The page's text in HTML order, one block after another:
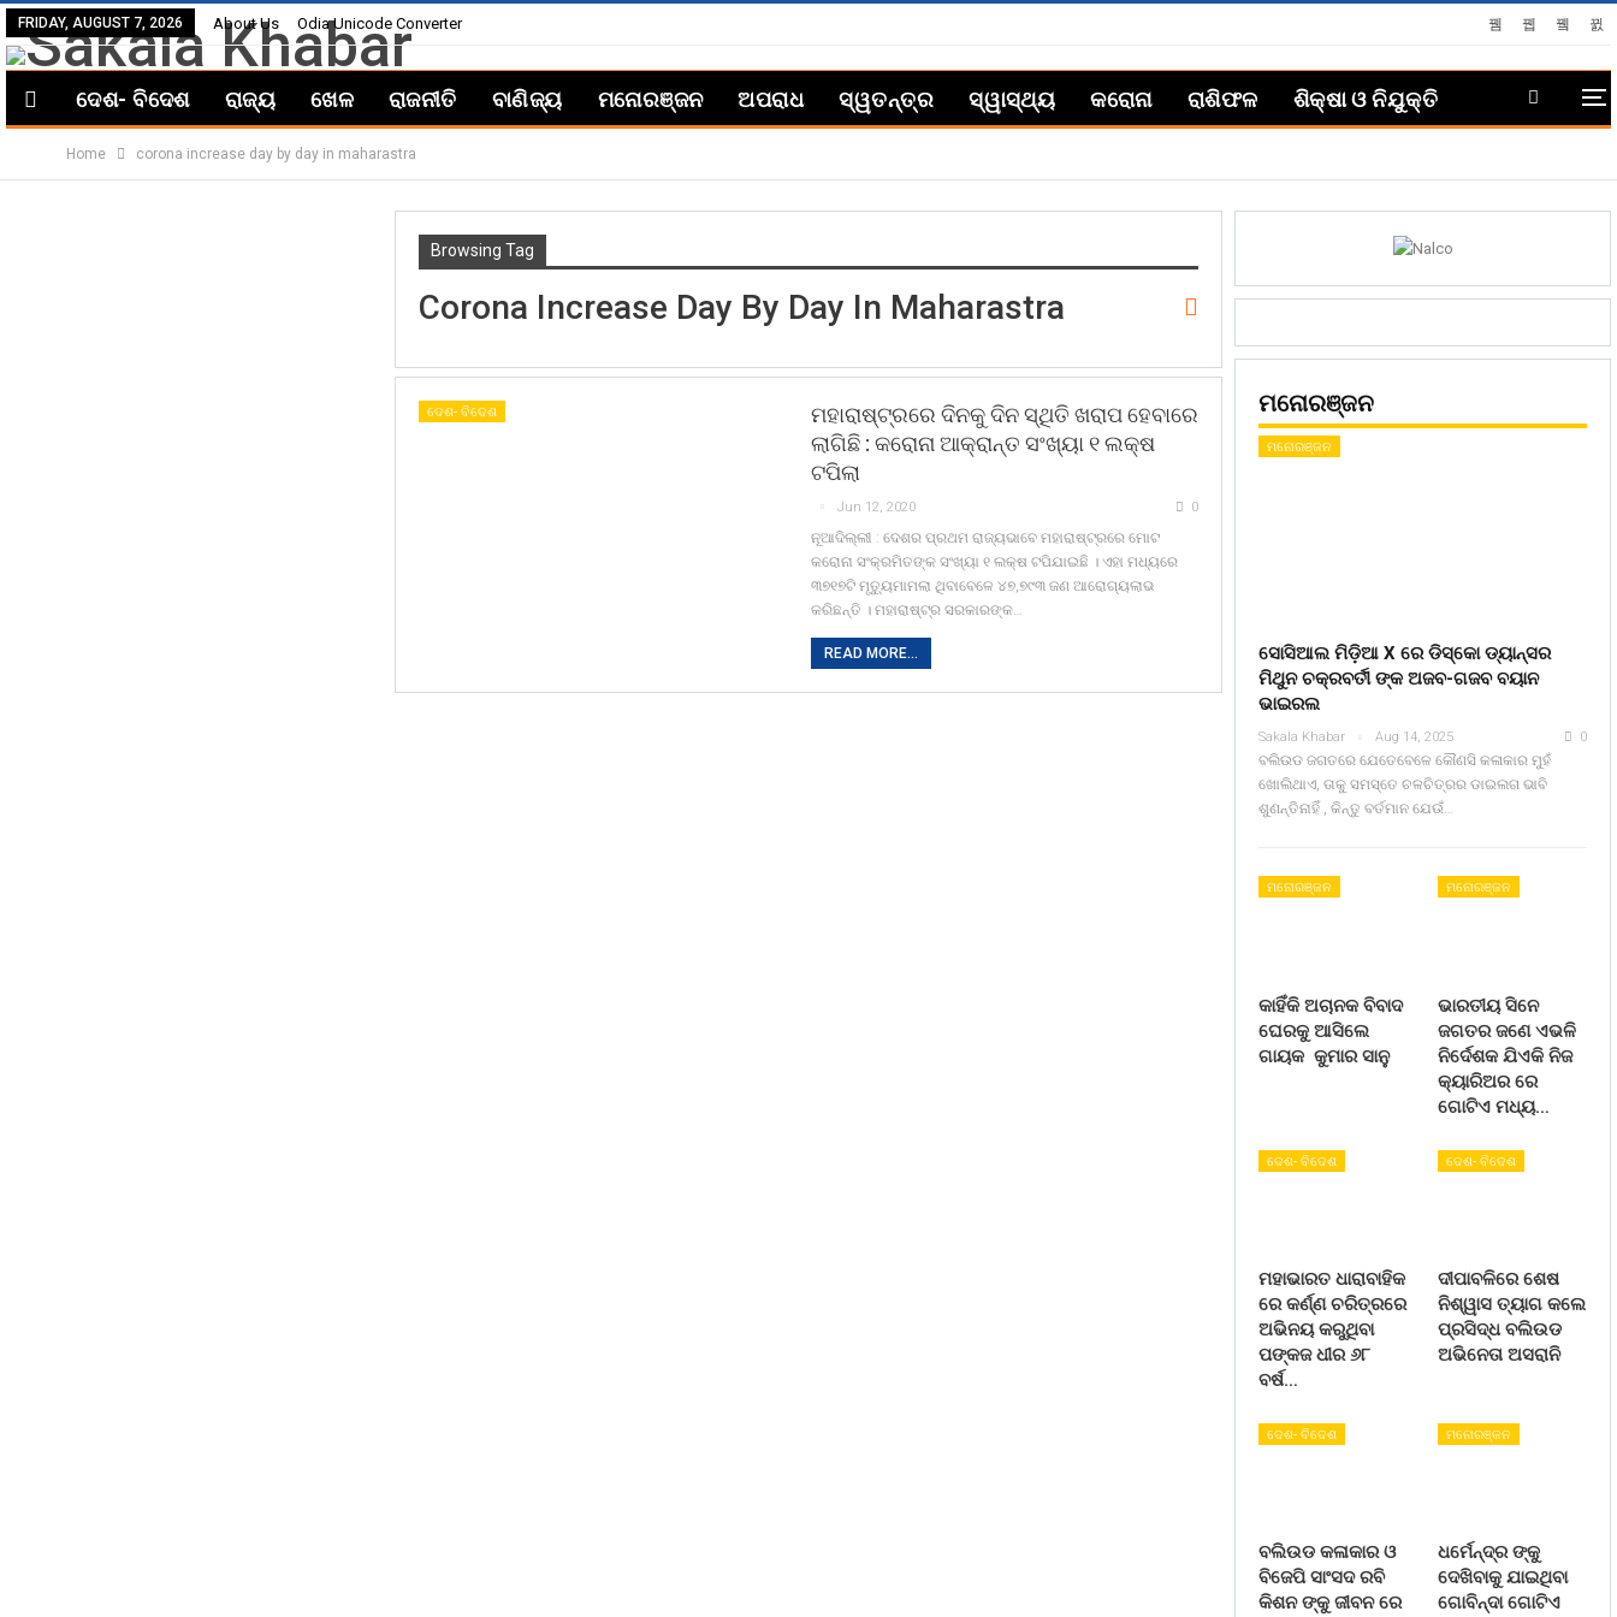
FRIDAY, AUGUST 7, 2026 About Us Odia Unicode Converter
ଦେଶ- ବିଦେଶ ରାଜ୍ୟ ଖେଳ ରାଜନୀତି ବାଣିଜ୍ୟ ମନୋରଞ୍ଜନ ଅପରାଧ ସ୍ୱତନ୍ତ୍ର ସ୍ୱାସ୍ଥ୍ୟ କରୋନା ରାଶିଫଳ ଶିକ୍ଷା ଓ ନିଯୁକ୍ତି
Home corona increase day by day in maharastra
Browsing Tag
Corona Increase Day By Day In Maharastra
ଦେଶ- ବିଦେଶ
ମହାରାଷ୍ଟ୍ରରେ ଦିନକୁ ଦିନ ସ୍ଥିତି ଖରାପ ହେବାରେ
ଲାଗିଛି : କରୋନା ଆକ୍ରାନ୍ତ ସଂଖ୍ୟା ୧ ଲକ୍ଷ
ଟପିଲା
Jun 12, 2020 0
ନୂଆଦିଲ୍ଲୀ : ଦେଶର ପ୍ରଥମ ରାଜ୍ୟଭାବେ ମହାରାଷ୍ଟ୍ରରେ ମୋଟ
କରୋନା ସଂକ୍ରମିତଙ୍କ ସଂଖ୍ୟା ୧ ଲକ୍ଷ ଟପିଯାଇଛି । ଏହା ମଧ୍ୟରେ
୩୭୧୭ଟି ମୃତ୍ୟୁମାମଲା ଥିବାବେଳେ ୪୭,୭୯୩ ଜଣ ଆରୋଗ୍ୟଲାଭ
କରିଛନ୍ତି । ମହାରାଷ୍ଟ୍ର ସରକାରଙ୍କ…
READ MORE...
ମନୋରଞ୍ଜନ
ମନୋରଞ୍ଜନ
ସୋସିଆଲ ମିଡ଼ିଆ X ରେ ଡିସ୍କୋ ଡ୍ୟାନ୍ସର
ମିଥୁନ ଚକ୍ରବର୍ତୀ ଙ୍କ ଅଜବ-ଗଜବ ବୟାନ
ଭାଇରଲ
Sakala Khabar Aug 14, 2025 0
ବଲିଉଡ ଜଗତରେ ଯେତେବେଳେ କୌଣସି କଳାକାର ମୁହଁ
ଖୋଲିଥାଏ, ତାକୁ ସମସ୍ତେ ଚଳଚିତ୍ରର ଡାଇଲଗ ଭାବି
ଶୁଣନ୍ତିନାହିଁ , କିନ୍ତୁ ବର୍ତମାନ ଯେଉଁ…
ମନୋରଞ୍ଜନ
କାହିଁକି ଅଚାନକ ବିବାଦ
ଘେରକୁ ଆସିଲେ
ଗାୟକ କୁମାର ସାନୁ
ମନୋରଞ୍ଜନ
ଭାରତୀୟ ସିନେ
ଜଗତର ଜଣେ ଏଭଳି
ନିର୍ଦେଶକ ଯିଏକି ନିଜ
କ୍ୟାରିଅର ରେ
ଗୋଟିଏ ମଧ୍ୟ…
ଦେଶ- ବିଦେଶ
ମହାଭାରତ ଧାରାବାହିକ
ରେ କର୍ଣ୍ଣ ଚରିତ୍ରରେ
ଅଭିନୟ କରୁଥିବା
ପଙ୍କଜ ଧୀର ୬୮
ବର୍ଷ…
ଦେଶ- ବିଦେଶ
ଦୀପାବଳିରେ ଶେଷ
ନିଶ୍ୱାସ ତ୍ୟାଗ କଲେ
ପ୍ରସିଦ୍ଧ ବଲିଉଡ
ଅଭିନେତା ଅସରାନି
ଦେଶ- ବିଦେଶ
ବଲିଉଡ କଳାକାର ଓ
ବିଜେପି ସାଂସଦ ରବି
କିଶନ ଙ୍କୁ ଜୀବନ ରେ
ମନୋରଞ୍ଜନ
ଧର୍ମେନ୍ଦ୍ର ଙ୍କୁ
ଦେଖିବାକୁ ଯାଇଥିବା
ଗୋବିନ୍ଦା ଗୋଟିଏ